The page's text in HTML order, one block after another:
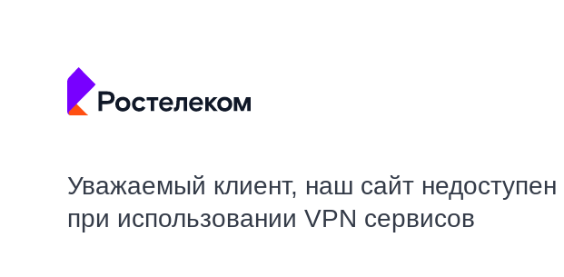
Уважаемый клиент, наш сайт недоступен
при использовании VPN сервисов